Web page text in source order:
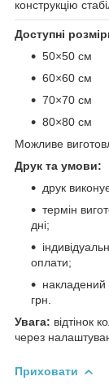
конструкцію
Доступні
50×50 см
60×60 см
70×70 см
80×80 см
Можливе
Друк та умови:
друк
термін
дні;
оплати;
накладений
грн.
Увага: відтінок
через
Приховати